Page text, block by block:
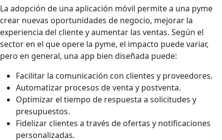
La adopción de una aplicación móvil permite a una pyme
crear nuevas oportunidades de negocio, mejorar la
experiencia del cliente y aumentar las ventas. Según el
sector en el que opere la pyme, el impacto puede variar,
pero en general, una app bien diseñada puede:
Facilitar la comunicación con clientes y proveedores.
Automatizar procesos de venta y postventa.
Optimizar el tiempo de respuesta a solicitudes y
presupuestos.
Fidelizar clientes a través de ofertas y notificaciones
personalizadas.